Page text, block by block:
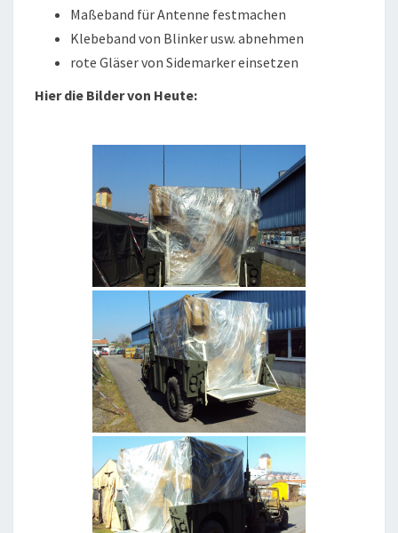
Maßeband für Antenne festmachen
Klebeband von Blinker usw. abnehmen
rote Gläser von Sidemarker einsetzen
Hier die Bilder von Heute: